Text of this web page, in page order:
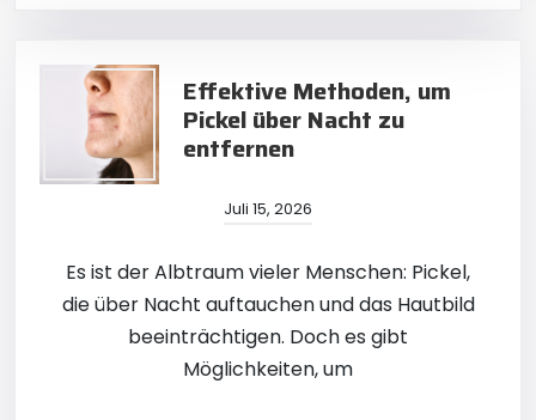
Effektive Methoden, um
Pickel über Nacht zu
entfernen
Juli 15, 2026
Es ist der Albtraum vieler Menschen: Pickel,
die über Nacht auftauchen und das Hautbild
beeinträchtigen. Doch es gibt
Möglichkeiten, um